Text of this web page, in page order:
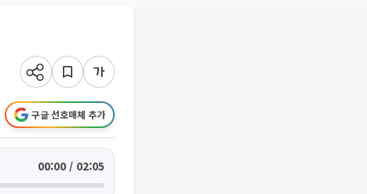
구글 선호매체 추가
00:00 / 02:05